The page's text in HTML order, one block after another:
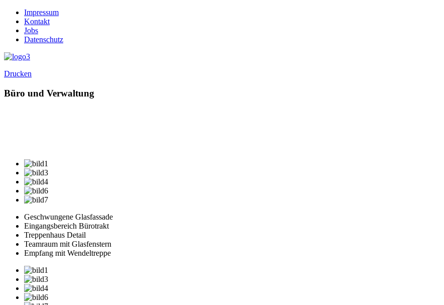
Impressum
Kontakt
Jobs
Datenschutz
Drucken
Büro und Verwaltung
Geschwungene Glasfassade
Eingangsbereich Bürotrakt
Treppenhaus Detail
Teamraum mit Glasfenstern
Empfang mit Wendeltreppe